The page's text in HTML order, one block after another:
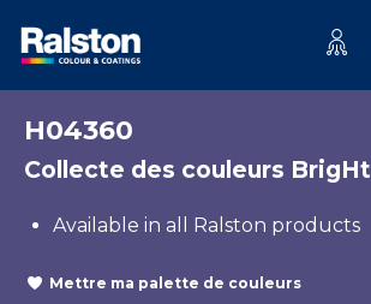
H04360
Collecte des couleurs BrigHt
Available in all Ralston products
Mettre ma palette de couleurs